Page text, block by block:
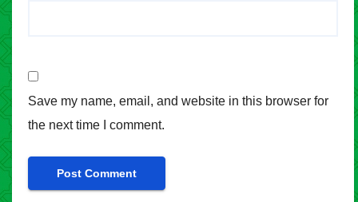
Save my name, email, and website in this browser for
the next time I comment.